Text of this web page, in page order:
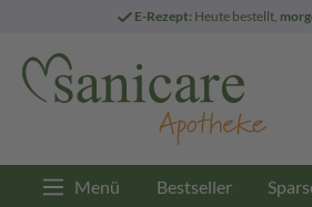
E-Rezept: Heute bestellt,
Menü Bestseller